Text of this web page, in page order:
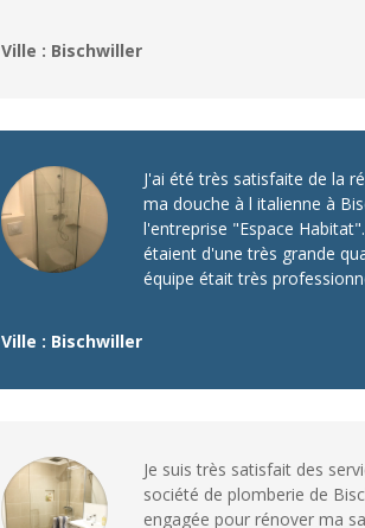
Ville : Bischwiller
J'ai été très satisfaite de la
ma douche à l italienne à
l'entreprise "Espace
étaient d'une très grande
équipe était très
Ville : Bischwiller
Je suis très satisfait des
société de plomberie de
engagée pour rénover ma